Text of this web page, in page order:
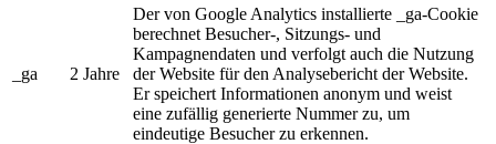
_ga 2 Jahre
Der von Google Analytics installierte _ga-Cookie
berechnet Besucher-, Sitzungs- und
Kampagnendaten und verfolgt auch die Nutzung
der Website für den Analysebericht der Website.
Er speichert Informationen anonym und weist
eine zufällig generierte Nummer zu, um
eindeutige Besucher zu erkennen.